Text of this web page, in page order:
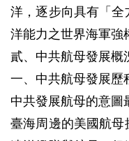
洋，逐步向具有「
洋能力之世界海軍強
貳、中共航母發展概
一、中共航母發展歷
中共發展航母的意圖
臺海周邊的美國航